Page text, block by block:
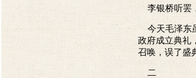
李银桥听罢
今天毛泽东
政府成立典礼
召唤，误了盛
二